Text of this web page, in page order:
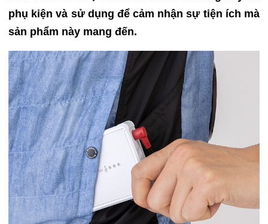
phụ kiện và sử dụng để cảm nhận sự tiện ích mà
sản phẩm này mang đến.